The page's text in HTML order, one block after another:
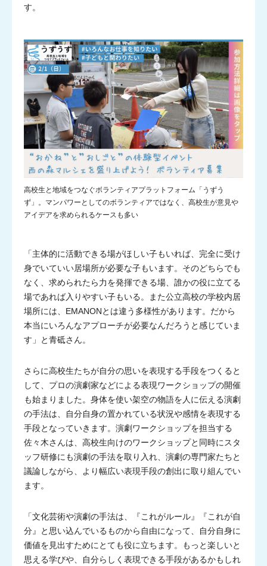
“君は未知数”基金
す。
高校生と地域をつなぐボランティアプラットフォーム「うずう
ず」。マンパワーとしてのボランティアではなく、高校生が意見や
アイデアを求められるケースも多い
「主体的に活動できる場がほしい子もいれば、完全に受け
身でいていい居場所が必要な子もいます。そのどちらでも
なく、求められたら力を発揮できる場、誰かの役に立てる
場であれば入りやすい子もいる。また公立高校の学校内居
場所には、EMANONとは違う多様性があります。だから
本当にいろんなアプローチが必要なんだろうと感じていま
す」と青砥さん。
さらに高校生たちが自分の思いを表現する手段をつくると
して、プロの演劇家などによる表現ワークショップの開催
も始まりました。身体を使い架空の物語を人に伝える演劇
の手法は、自分自身の置かれている状況や感情を表現する
手段となっていきます。演劇ワークショップを担当する
佐々木さんは、高校生向けのワークショップと同時にスタ
ッフ研修にも演劇の手法を取り入れ、演劇の専門家たちと
議論しながら、より幅広い表現手段の創出に取り組んでい
ます。
「文化芸術や演劇の手法は、『これがルール』『これが自
分』と思い込んでいるものから自由になって、自分自身に
価値を見出すためにとても役に立ちます。もっと楽しいと
思える学びや、自分らしく表現できる手段があるかもしれ